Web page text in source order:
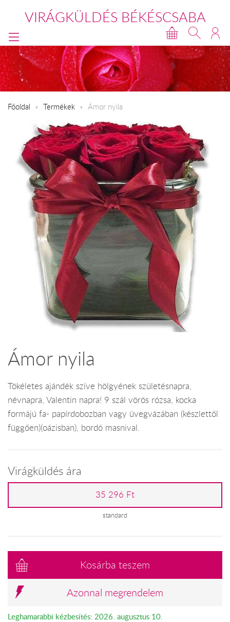
VIRÁGKÜLDÉS BÉKÉSCSABA
Főoldal Termékek Ámor nyila
Ámor nyila
Tökéletes ajándék szíve hölgyének születésnapra,
névnapra, Valentin napra! 9 szál vörös rózsa, kocka
formájú fa- papírdobozban vagy üvegvázában (készlettől
függően)(oázisban), bordó masnival.
Virágküldés ára
35 296 Ft
standard
Kosárba teszem
Azonnal megrendelem
Leghamarabbi kézbesítés: 2026. augusztus 10.